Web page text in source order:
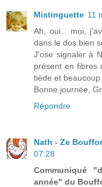
Mistinguette 11
Ah, oui... moi,
dans le dos bien
J'ose signaler à
présent en fibres
tiède et
Bonne journée,
Répondre
Nath - Ze
07:28
Communiqué
année" du